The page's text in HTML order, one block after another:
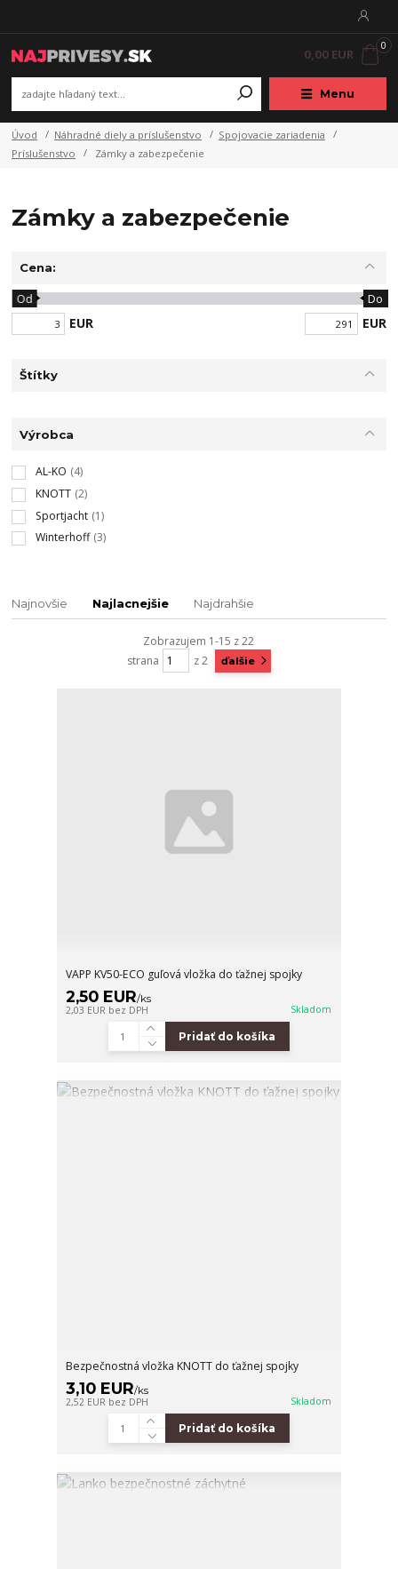
Menu
0
0,00 EUR
Úvod Náhradné diely a príslušenstvo
Spojovacie zariadenia
Príslušenstvo
Zámky a zabezpečenie
Zámky a zabezpečenie
Cena:
EUR
Od Do
EUR
Štítky
Výrobca
AL-KO (4)
KNOTT (2)
Sportjacht (1)
Winterhoff (3)
Najnovšie Najlacnejšie Najdrahšie
Zobrazujem 1-15 z 22
strana
z 2 ďalšie
VAPP KV50-ECO guľová vložka do ťažnej spojky
2,50 EUR/ks
2,03 EUR bez DPH Skladom
Pridať do košíka
Bezpečnostná vložka KNOTT do ťažnej spojky
3,10 EUR/ks
2,52 EUR bez DPH Skladom
Pridať do košíka